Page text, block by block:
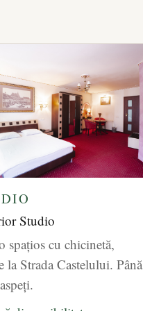
Studio
spațios cu chicinetă,
la Strada Castelului. Până